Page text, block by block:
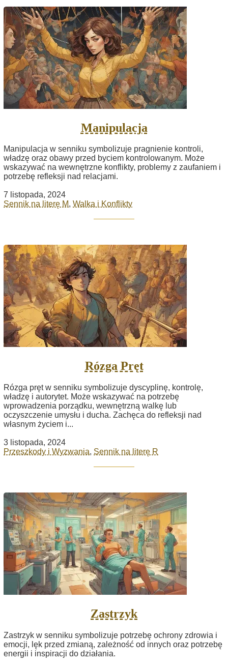
Manipulacja
Manipulacja w senniku symbolizuje pragnienie kontroli,
władzę oraz obawy przed byciem kontrolowanym. Może
wskazywać na wewnętrzne konflikty, problemy z zaufaniem i
potrzebę refleksji nad relacjami.
7 listopada, 2024
Sennik na literę M, Walka i Konflikty
Rózga Pręt
Rózga pręt w senniku symbolizuje dyscyplinę, kontrolę,
władzę i autorytet. Może wskazywać na potrzebę
wprowadzenia porządku, wewnętrzną walkę lub
oczyszczenie umysłu i ducha. Zachęca do refleksji nad
własnym życiem i...
3 listopada, 2024
Przeszkody i Wyzwania, Sennik na literę R
Zastrzyk
Zastrzyk w senniku symbolizuje potrzebę ochrony zdrowia i
emocji, lęk przed zmianą, zależność od innych oraz potrzebę
energii i inspiracji do działania.